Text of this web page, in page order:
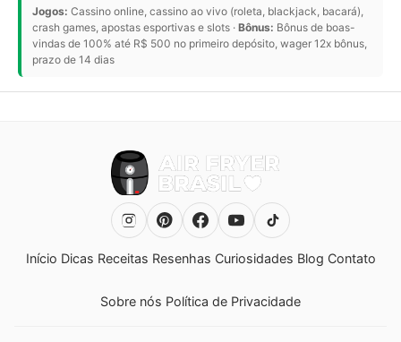
Jogos: Cassino online, cassino ao vivo (roleta, blackjack, bacará),
crash games, apostas esportivas e slots · Bônus: Bônus de boas-
vindas de 100% até R$ 500 no primeiro depósito, wager 12x bônus,
prazo de 14 dias
Início Dicas Receitas Resenhas Curiosidades Blog Contato
Sobre nós Política de Privacidade